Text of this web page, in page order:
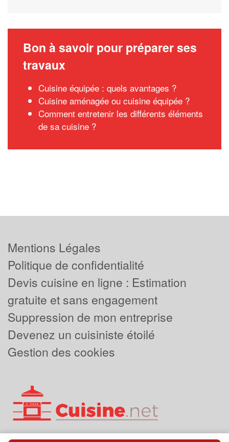
Bon à savoir pour préparer ses
travaux
Cuisine équipée : quels avantages ?
Cuisine aménagée ou cuisine équipée ?
Comment entretenir les différents éléments
de sa cuisine ?
Mentions Légales
Politique de confidentialité
Devis cuisine en ligne : Estimation
gratuite et sans engagement
Suppression de mon entreprise
Devenez un cuisiniste étoilé
Gestion des cookies